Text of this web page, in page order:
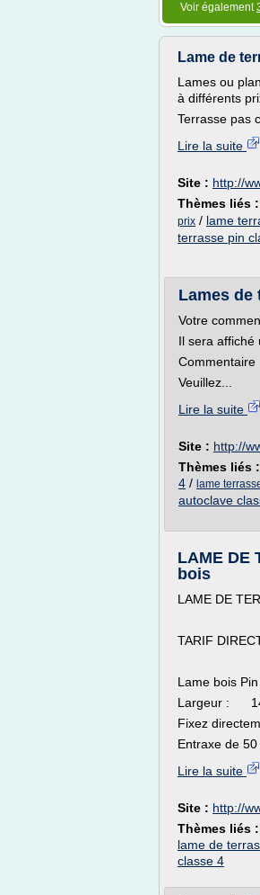
Voir également
Lame de
Lames ou
à différents
Terrasse pas
Lire la suite
Site : http://
Thèmes liés :
prix / lame
terrasse pin
Lames de
Votre
Il sera affiché
Commentaire
Veuillez...
Lire la suite
Site : http://
Thèmes liés :
4 / lame
autoclave
LAME DE
bois
LAME DE
TARIF
Lame bois
Largeur :
Fixez
Entraxe de 50
Lire la suite
Site : http://
Thèmes liés :
lame de
classe 4